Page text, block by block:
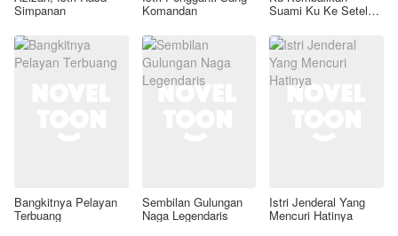
Simpanan Komandan Suami Ku Ke Setelan
Bangkitnya Pelayan
Terbuang
Sembilan Gulungan
Naga Legendaris
Istri Jenderal Yang
Mencuri Hatinya